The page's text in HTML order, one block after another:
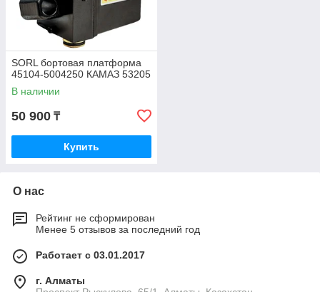
SORL бортовая платформа
45104-5004250 КАМАЗ 53205
В наличии
50 900 ₸
Купить
О нас
Рейтинг не сформирован
Менее 5 отзывов за последний год
Работает с 03.01.2017
г. Алматы